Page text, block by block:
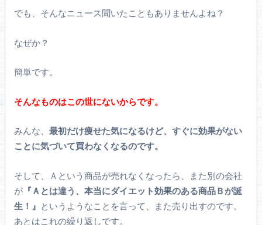
でも、そんなニュース聞いたこともありませんよね？
なぜか？
簡単です。
そんなものはこの世にないからです。
みんな、 最初だけ痩せた気になるけど、すぐに効果がない
ことに気づいて買わなくなるのです。
そして、Ａという商品が売れなくなったら、また別の会社
が『Ａとは違う、本当にダイエット効果のある商品Ｂが誕
生！』 というようなことを言って、また売り出すのです。
あとはこれの繰り返しです。